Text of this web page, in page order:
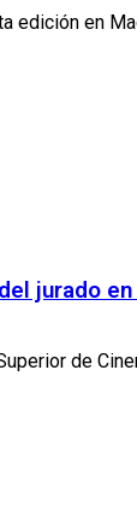
edición en
jurado
de